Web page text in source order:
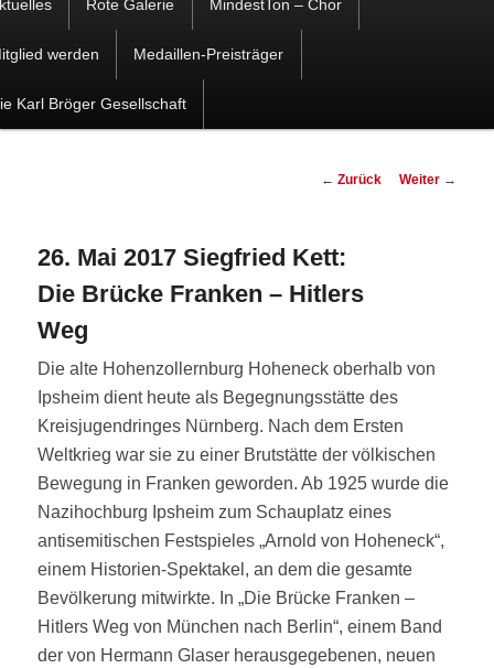
Zum
wechseln
Zum
Inhalt
Rote Galerie MindestTon – Chor
werden Medaillen-Preisträger
Karl Bröger Gesellschaft
Beitragsnavigation
← Zurück Weiter →
26. Mai 2017 Siegfried Kett:
Die Brücke Franken – Hitlers
Weg
Die alte Hohenzollernburg Hoheneck oberhalb von
Ipsheim dient heute als Begegnungsstätte des
Kreisjugendringes Nürnberg. Nach dem Ersten
Weltkrieg war sie zu einer Brutstätte der völkischen
Bewegung in Franken geworden. Ab 1925 wurde die
Nazihochburg Ipsheim zum Schauplatz eines
antisemitischen Festspieles „Arnold von Hoheneck“,
einem Historien-Spektakel, an dem die gesamte
Bevölkerung mitwirkte. In „Die Brücke Franken –
Hitlers Weg von München nach Berlin“, einem Band
der von Hermann Glaser herausgegebenen, neuen